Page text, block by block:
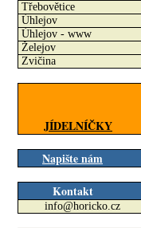
Třebovětice
Úhlejov
Úhlejov - www
Želejov
Zvičina
JÍDELNÍČKY
Napište nám
Kontakt
info@horicko.cz